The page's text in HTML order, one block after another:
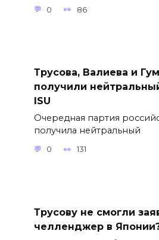
0 86
Трусова, Валиева и
получили
ISU
Очередная партия
получила нейтральный
0 131
Трусову не смогли
челленджер в